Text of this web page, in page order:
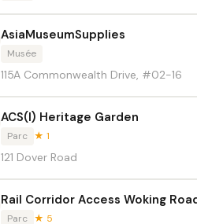
AsiaMuseumSupplies
Musée
115A Commonwealth Drive, #02-16
ACS(I) Heritage Garden
Parc ★ 1
121 Dover Road
Rail Corridor Access Woking
Parc ★ 5